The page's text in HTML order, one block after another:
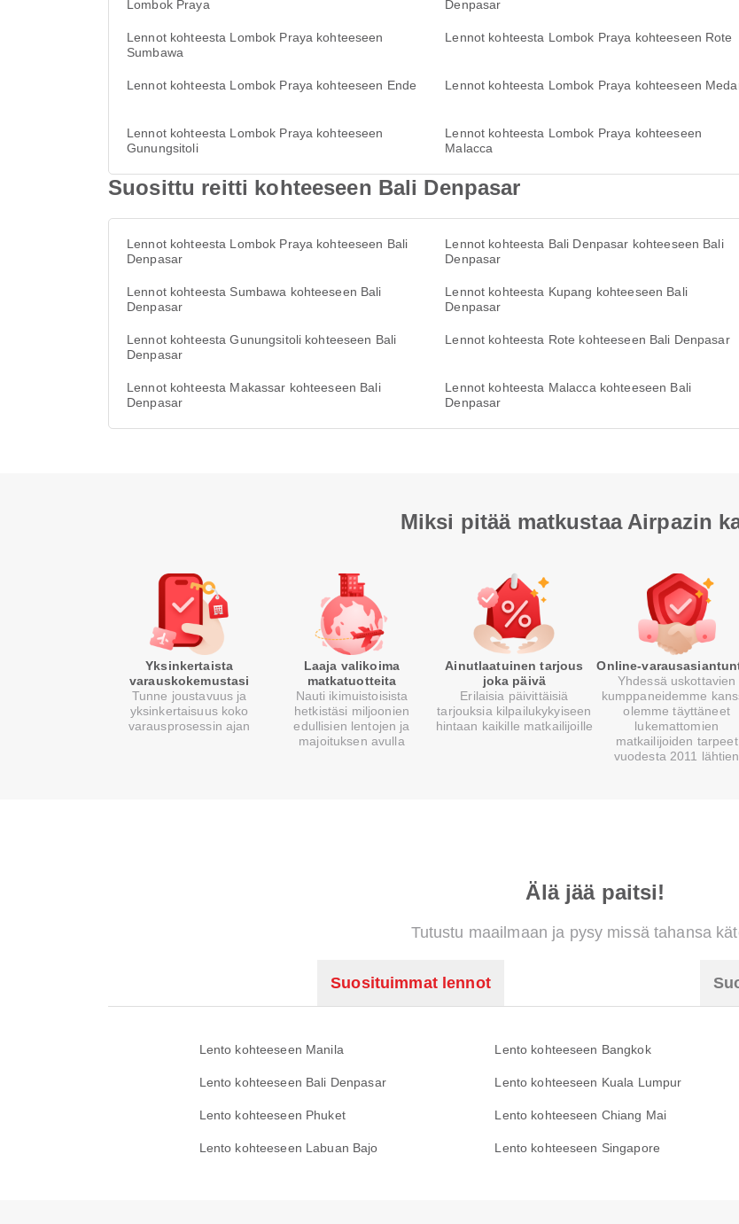
Lombok Praya
Denpasar
Lennot kohteesta Lombok Praya kohteeseen
Sumbawa
Lennot kohteesta Lombok Praya kohteeseen Rote
Lennot kohteesta Lombok Praya kohteeseen Ende Lennot kohteesta Lombok Praya kohteeseen
Lennot kohteesta Lombok Praya kohteeseen
Gunungsitoli
Lennot kohteesta Lombok Praya kohteeseen
Malacca
Suosittu reitti kohteeseen Bali Denpasar
Lennot kohteesta Lombok Praya kohteeseen Bali
Denpasar
Lennot kohteesta Bali Denpasar kohteeseen Bali
Denpasar
Lennot kohteesta Sumbawa kohteeseen Bali
Denpasar
Lennot kohteesta Kupang kohteeseen Bali
Denpasar
Lennot kohteesta Gunungsitoli kohteeseen Bali
Denpasar
Lennot kohteesta Rote kohteeseen Bali Denpasar
Lennot kohteesta Makassar kohteeseen Bali
Denpasar
Lennot kohteesta Malacca kohteeseen Bali
Denpasar
Miksi pitää matkustaa Airpazin
Yksinkertaista
varauskokemustasi
Tunne joustavuus ja
yksinkertaisuus koko
varausprosessin ajan
Laaja valikoima
matkatuotteita
Nauti ikimuistoisista
hetkistäsi miljoonien
edullisien lentojen ja
majoituksen avulla
Ainutlaatuinen tarjous
joka päivä
Erilaisia päivittäisiä
tarjouksia kilpailukykyiseen
hintaan kaikille matkailijoille
Online-
Yhdessä uskottavien
kumppaneidemme
olemme täyttäneet
lukemattomien
matkailijoiden tarpeet
vuodesta 2011 lähtien
Älä jää paitsi!
Tutustu maailmaan ja pysy missä tahansa
Suosituimmat lennot
Lento kohteeseen Manila Lento kohteeseen Bangkok
Lento kohteeseen Bali Denpasar Lento kohteeseen Kuala Lumpur
Lento kohteeseen Phuket Lento kohteeseen Chiang Mai
Lento kohteeseen Labuan Bajo Lento kohteeseen Singapore